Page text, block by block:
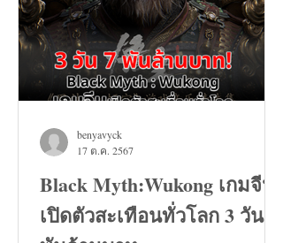
Black Myth:Wukong เกมจีน
เปิดตัวสะเทือนทั่วโลก 3 วัน 7
benyavyck
17 ต.ค. 2567